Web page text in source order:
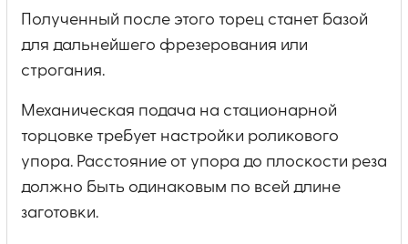
Полученный после этого торец станет базой
для дальнейшего фрезерования или
строгания.
Механическая подача на стационарной
торцовке требует настройки роликового
упора. Расстояние от упора до плоскости реза
должно быть одинаковым по всей длине
заготовки.